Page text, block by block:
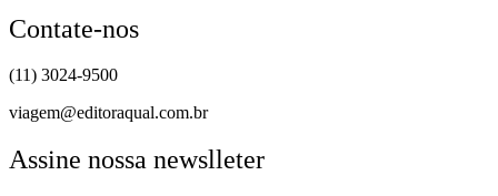
Contate-nos
(11) 3024-9500
viagem@editoraqual.com.br
Assine nossa newslleter